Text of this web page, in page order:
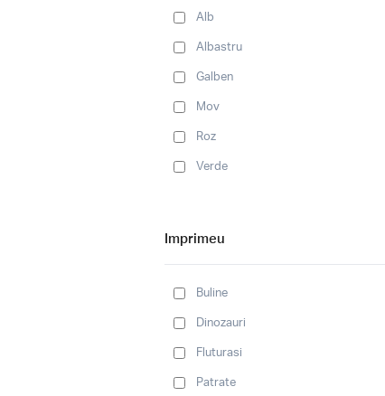
Alb
Albastru
Galben
Mov
Roz
Verde
Imprimeu
Buline
Dinozauri
Fluturasi
Patrate